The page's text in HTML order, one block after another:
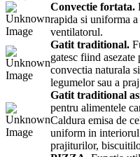
Convectie fortata.
rapida si uniforma
ventilatorul.
Gatit traditional.
gatesc fiind
convectia naturala
legumelor sau a
Gatit traditional
pentru alimentele
Caldura emisa de
uniform in interiorul
prajiturilor,